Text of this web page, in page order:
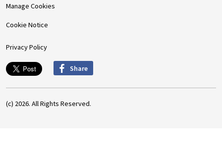
Manage Cookies
Cookie Notice
Privacy Policy
Share
(c) 2026. All Rights Reserved.